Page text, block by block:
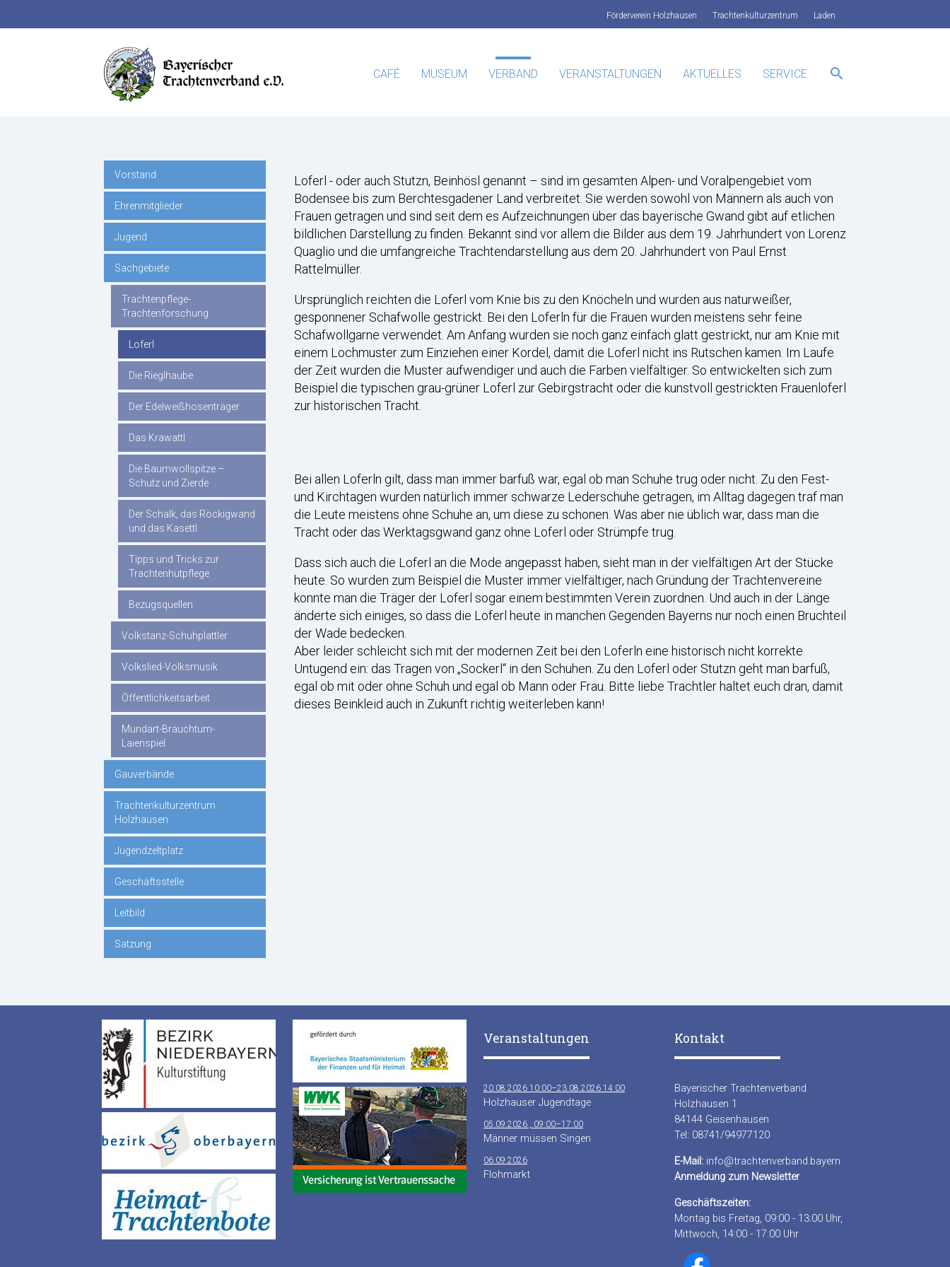
Laden
Trachtenkulturzentrum
Förderverein Holzhausen
CAFÉ MUSEUM VERBAND VERANSTALTUNGEN AKTUELLES SERVICE search
Suchbegriffe
Loferl - oder auch Stutzn, Beinhösl genannt – sind im gesamten Alpen- und Voralpengebiet vom
Bodensee bis zum Berchtesgadener Land verbreitet. Sie werden sowohl von Männern als auch von
Frauen getragen und sind seit dem es Aufzeichnungen über das bayerische Gwand gibt auf etlichen
bildlichen Darstellung zu finden. Bekannt sind vor allem die Bilder aus dem 19. Jahrhundert von Lorenz
Quaglio und die umfangreiche Trachtendarstellung aus dem 20. Jahrhundert von Paul Ernst
Rattelmüller.
Ursprünglich reichten die Loferl vom Knie bis zu den Knöcheln und wurden aus naturweißer,
gesponnener Schafwolle gestrickt. Bei den Loferln für die Frauen wurden meistens sehr feine
Schafwollgarne verwendet. Am Anfang wurden sie noch ganz einfach glatt gestrickt, nur am Knie mit
einem Lochmuster zum Einziehen einer Kordel, damit die Loferl nicht ins Rutschen kamen. Im Laufe
der Zeit wurden die Muster aufwendiger und auch die Farben vielfältiger. So entwickelten sich zum
Beispiel die typischen grau-grüner Loferl zur Gebirgstracht oder die kunstvoll gestrickten Frauenloferl
zur historischen Tracht.
Bei allen Loferln gilt, dass man immer barfuß war, egal ob man Schuhe trug oder nicht. Zu den Fest-
und Kirchtagen wurden natürlich immer schwarze Lederschuhe getragen, im Alltag dagegen traf man
die Leute meistens ohne Schuhe an, um diese zu schonen. Was aber nie üblich war, dass man die
Tracht oder das Werktagsgwand ganz ohne Loferl oder Strümpfe trug.
Dass sich auch die Loferl an die Mode angepasst haben, sieht man in der vielfältigen Art der Stücke
heute. So wurden zum Beispiel die Muster immer vielfältiger, nach Gründung der Trachtenvereine
konnte man die Träger der Loferl sogar einem bestimmten Verein zuordnen. Und auch in der Länge
änderte sich einiges, so dass die Loferl heute in manchen Gegenden Bayerns nur noch einen Bruchteil
der Wade bedecken.
Aber leider schleicht sich mit der modernen Zeit bei den Loferln eine historisch nicht korrekte
Untugend ein: das Tragen von „Sockerl“ in den Schuhen. Zu den Loferl oder Stutzn geht man barfuß,
egal ob mit oder ohne Schuh und egal ob Mann oder Frau. Bitte liebe Trachtler haltet euch dran, damit
dieses Beinkleid auch in Zukunft richtig weiterleben kann!
Navigation
überspringen
Vorstand
Ehrenmitglieder
Jugend
Sachgebiete
Trachtenpflege-
Trachtenforschung
Loferl
Die Rieglhaube
Der Edelweißhosenträger
Das Krawattl
Die Baumwollspitze –
Schutz und Zierde
Der Schalk, das Röckigwand
und das Kasettl
Tipps und Tricks zur
Trachtenhutpflege
Bezugsquellen
Volkstanz-Schuhplattler
Volkslied-Volksmusik
Öffentlichkeitsarbeit
Mundart-Brauchtum-
Laienspiel
Gauverbände
Trachtenkulturzentrum
Holzhausen
Jugendzeltplatz
Geschäftsstelle
Leitbild
Satzung
Veranstaltungen
20.08.2026 10:00–23.08.2026 14:00
Holzhauser Jugendtage
05.09.2026 , 09:00–17:00
Männer müssen Singen
06.09.2026
Flohmarkt
Kontakt
Bayerischer Trachtenverband
Holzhausen 1
84144 Geisenhausen
Tel: 08741/94977120
E-Mail: info@trachtenverband.bayern
Anmeldung zum Newsletter
Geschäftszeiten:
Montag bis Freitag, 09:00 - 13:00 Uhr,
Mittwoch, 14:00 - 17:00 Uhr